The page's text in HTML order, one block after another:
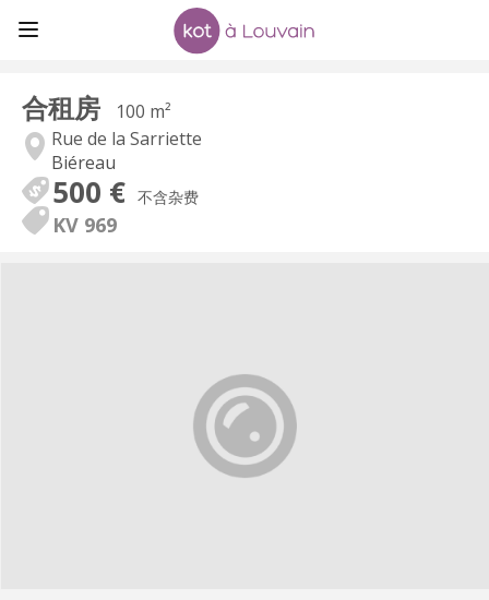
合租房
100 m²
Rue de la Sarriette
Biéreau
500 € 不含杂费
KV 969